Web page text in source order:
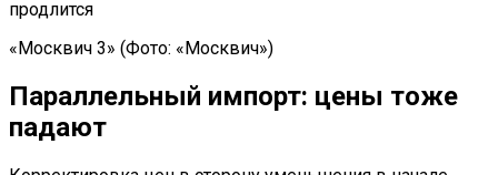
«Москвич 3» (Фото: «Москвич»)
Параллельный импорт: цены тоже
падают